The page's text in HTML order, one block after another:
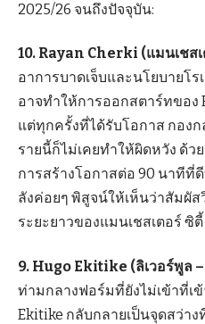
2025/26 จนถึงปัจจุบัน:
10. Rayan Cherki (แมนเชส
อาการบาดเจ็บและนโยบายโ
อาจทำให้การออกสตาร์ทของ
แต่ทุกครั้งที่ได้รับโอกาส กองก
รายนี้ก็ไม่เคยทำให้ผิดหวัง ด้
การสร้างโอกาสต่อ 90 นาทีที่
ลังค่อยๆ พิสูจน์ให้เห็นว่าสัมผั
ระยะยาวของแมนเชสเตอร์ ซิตี้
9. Hugo Ekitike (ลิเวอร์พูล
ท่ามกลางฟอร์มที่ยังไม่เข้าที่เ
Ekitike กลับกลายเป็นจุดสว่า